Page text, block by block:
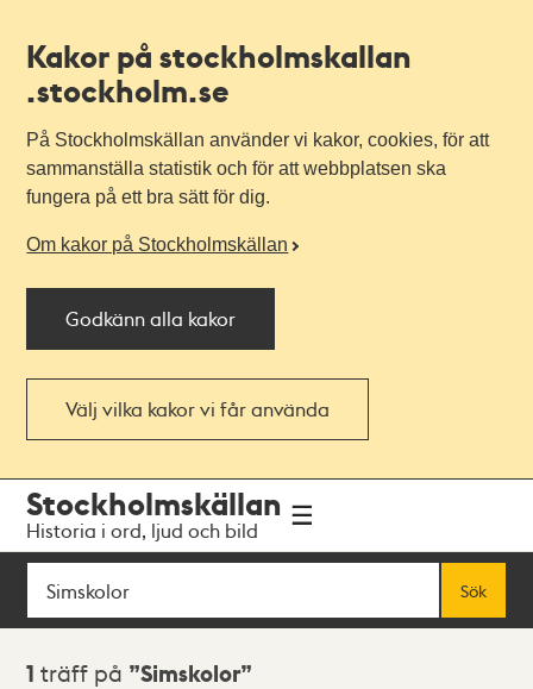
Kakor på stockholmskallan
.stockholm.se
På Stockholmskällan använder vi kakor, cookies, för att
sammanställa statistik och för att webbplatsen ska
fungera på ett bra sätt för dig.
Om kakor på Stockholmskällan
Godkänn alla kakor
Välj vilka kakor vi får använda
navigationen
huvudinnehållet
Stockholmskällan
Historia i ord, ljud och bild
Sök
Sök
Sökresultat
1 träff på Simskolor